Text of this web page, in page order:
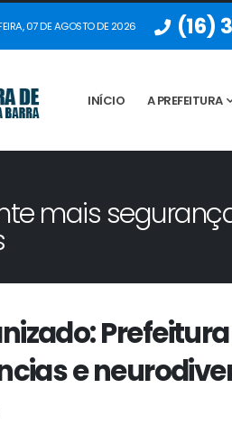
07 DE AGOSTO DE 2026 (16)
INÍCIO A PREFEITURA
mais
e